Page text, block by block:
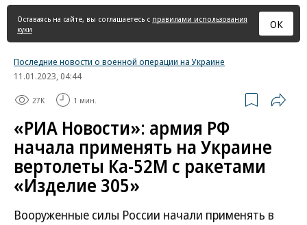
страница
Оставаясь на сайте, вы соглашаетесь с правилами использования
куки
ОК
Последние новости о военной операции на Украине
11.01.2023, 04:44
27K 1 мин.
«РИА Новости»: армия РФ
начала применять на Украине
вертолеты Ка-52М с ракетами
«Изделие 305»
Вооруженные силы России начали применять в